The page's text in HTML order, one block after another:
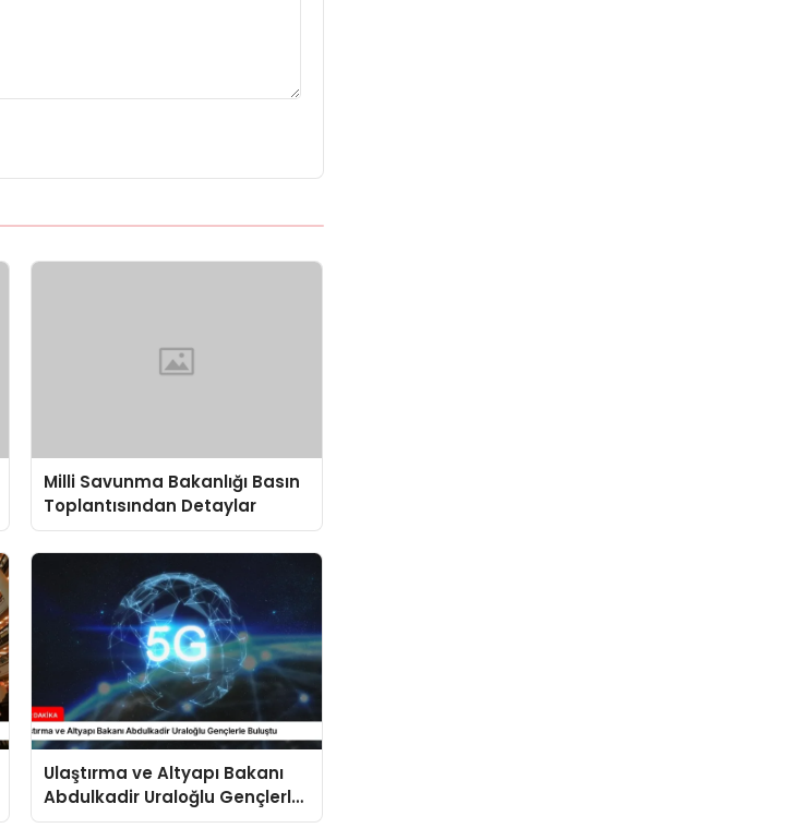
Milli Savunma Bakanlığı Basın
Toplantısından Detaylar
Ulaştırma ve Altyapı Bakanı
Abdulkadir Uraloğlu Gençlerle
Buluştu